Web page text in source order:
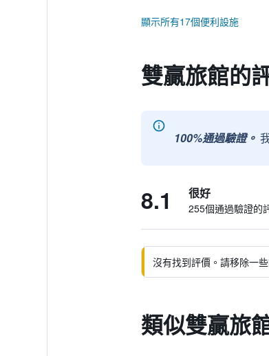
顯示所有17個便利設施
雙贏旅館的
100%通過驗證。
8.1 很好
255個通過驗證的
沒有找到評價。請移除一
類似雙贏旅